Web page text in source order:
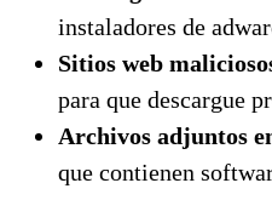
instaladores de
Sitios web
para que descargue
Archivos adjuntos
que contienen